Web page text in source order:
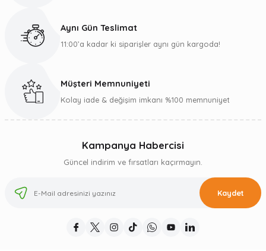
Aynı Gün Teslimat
11:00’a kadar ki siparişler aynı gün kargoda!
Müşteri Memnuniyeti
Kolay iade & değişim imkanı %100 memnuniyet
Kampanya Habercisi
Güncel indirim ve fırsatları kaçırmayın.
Kaydet